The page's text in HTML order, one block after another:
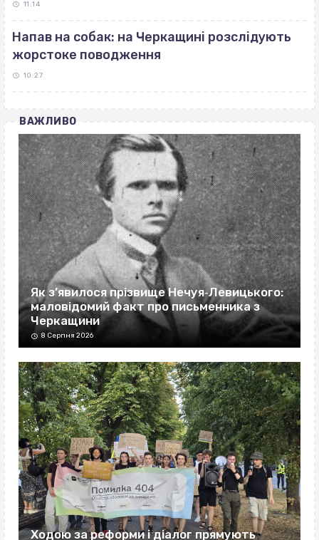
11:14
Напав на собак: на Черкащині розслідують
жорстоке поводження
10:27
ВАЖЛИВО
Як з’явилося прізвище Нечуя‐Левицького:
маловідомий факт про письменника з
Черкащини
8 Серпня 2026
Ходою за реформи і діалог прямують